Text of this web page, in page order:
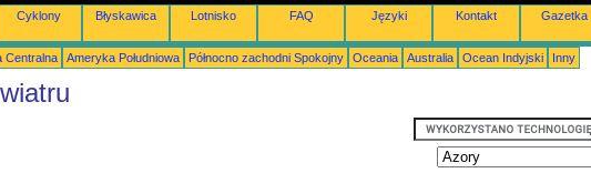
Cyklony Błyskawica Lotnisko FAQ Języki Kontakt Gazetka
Centralna Ameryka Południowa Północno zachodni Spokojny Oceania Australia Ocean Indyjski Inny